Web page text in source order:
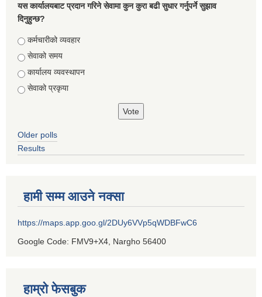
यस कार्यालयबाट प्रदान गरिने सेवामा कुन कुरा बढी सुधार गर्नुपर्ने सुझाव
दिनुहुन्छ?
Choices
कर्मचारीको व्यवहार
सेवाको समय
कार्यालय व्यवस्थापन
सेवाको प्रकृया
Older polls
Results
हामी सम्म आउने नक्सा
https://maps.app.goo.gl/2DUy6VVp5qWDBFwC6
Google Code: FMV9+X4, Nargho 56400
हाम्रो फेसबुक